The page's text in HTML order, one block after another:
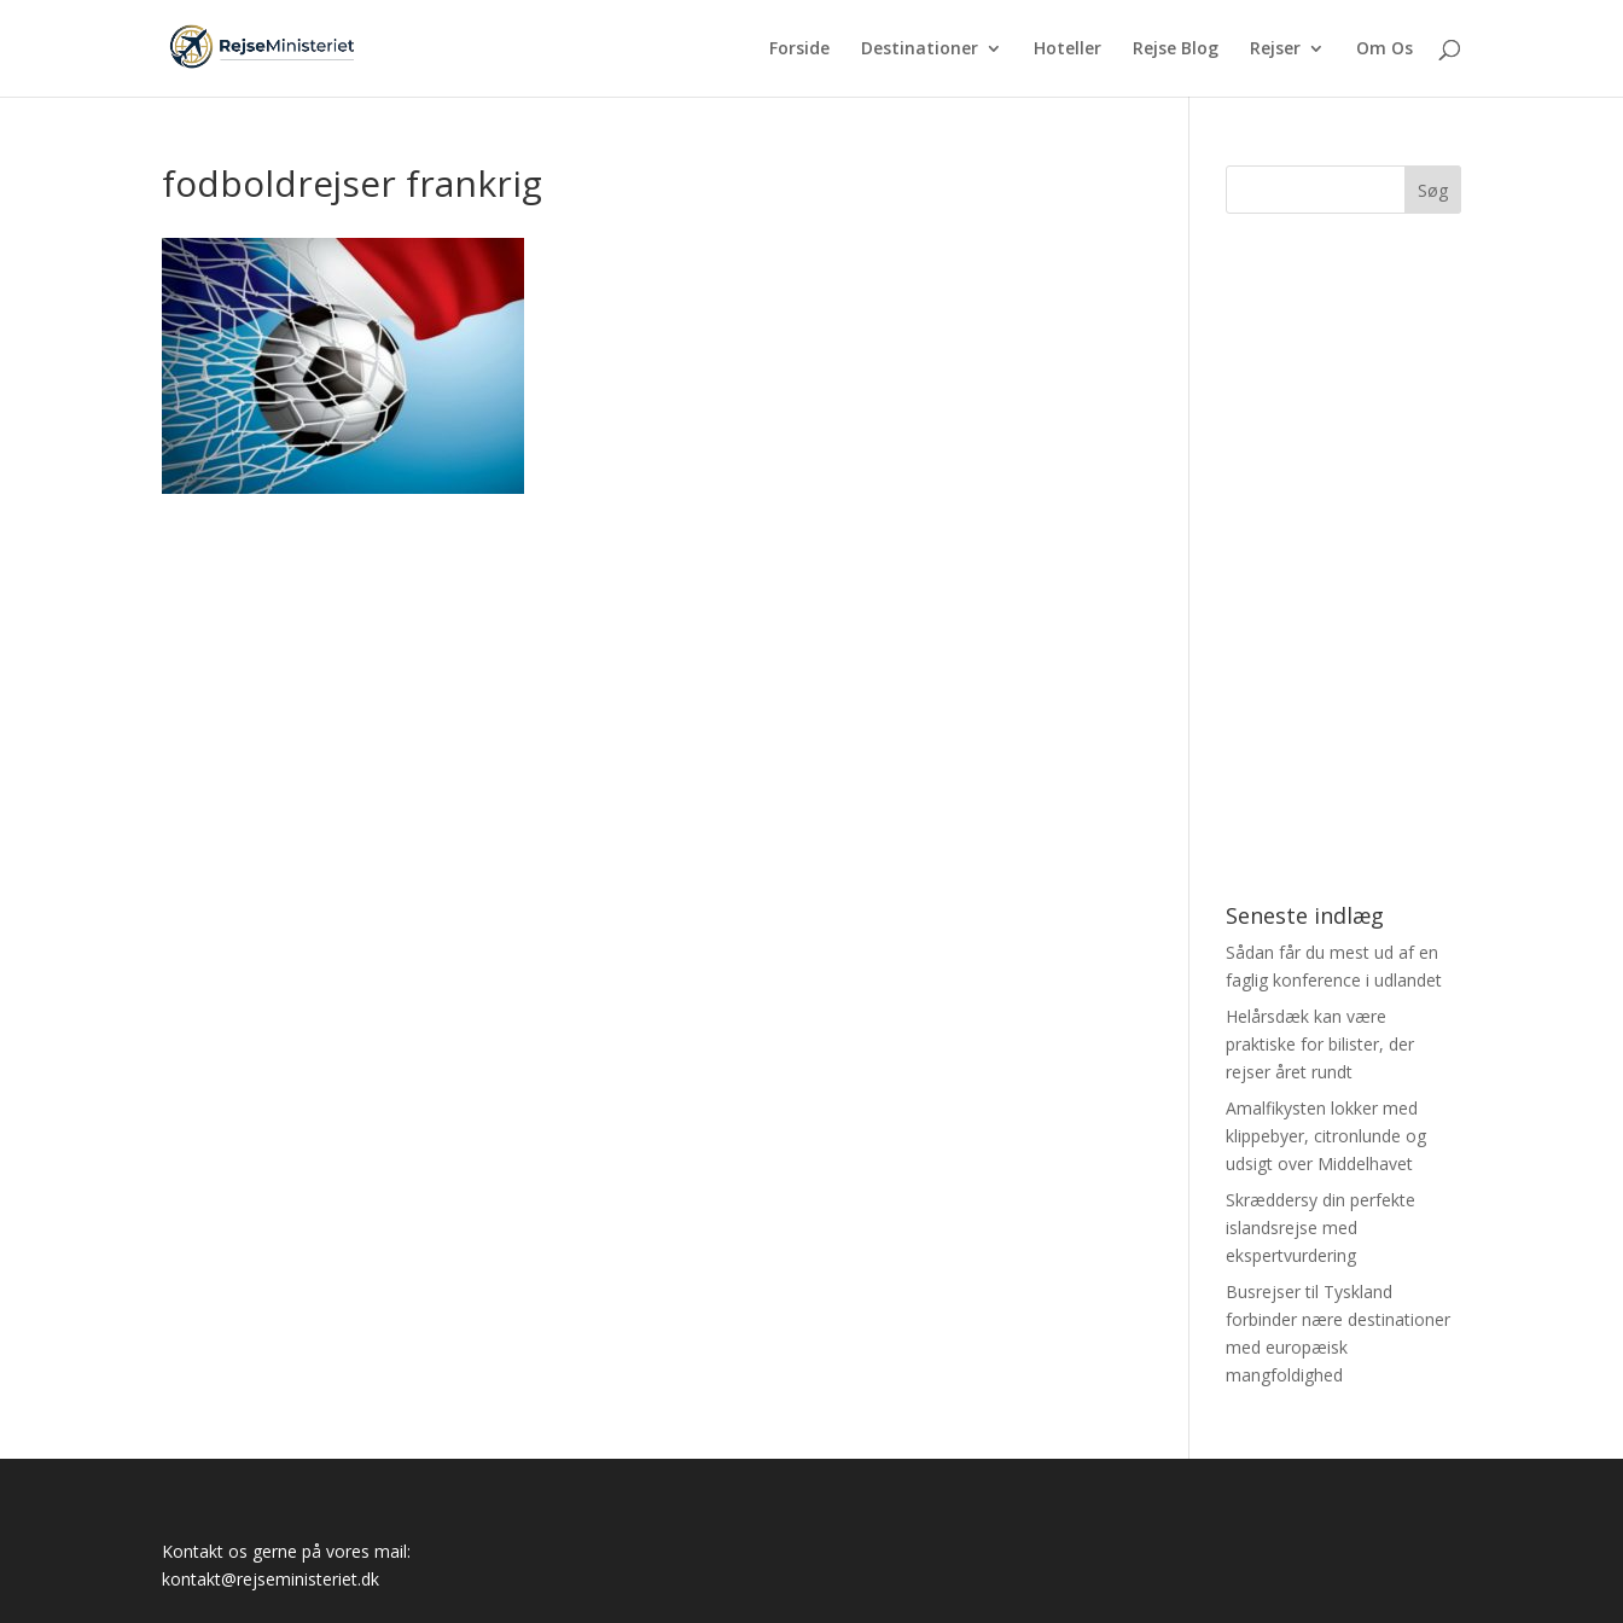
Forside Destinationer Hoteller Rejse Blog Rejser Om Os
fodboldrejser frankrig
Seneste indlæg
Sådan får du mest ud af en
faglig konference i udlandet
Helårsdæk kan være
praktiske for bilister, der
rejser året rundt
Amalfikysten lokker med
klippebyer, citronlunde og
udsigt over Middelhavet
Skræddersy din perfekte
islandsrejse med
ekspertvurdering
Busrejser til Tyskland
forbinder nære destinationer
med europæisk
mangfoldighed
Kontakt os gerne på vores mail:
kontakt@rejseministeriet.dk